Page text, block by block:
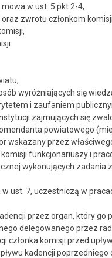
w ust. 5 pkt 2-4,
zwrotu członkom
wyróżniających się
i zaufaniem
zajmujących się
powiatowego
wskazany przez
funkcjonariuszy i
wykonujących
ust. 7, uczestniczą w
przez organ, który
delegowanego przez
członka komisji przed
kadencji poprzedniego